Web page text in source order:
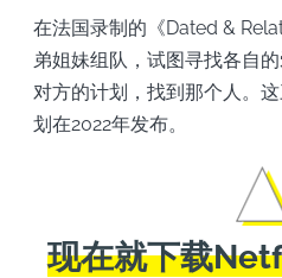
在法国录制的《Dated &
弟姐妹组队，试图寻找各自
对方的计划，找到那个人。
划在2022年发布。
现在就下载